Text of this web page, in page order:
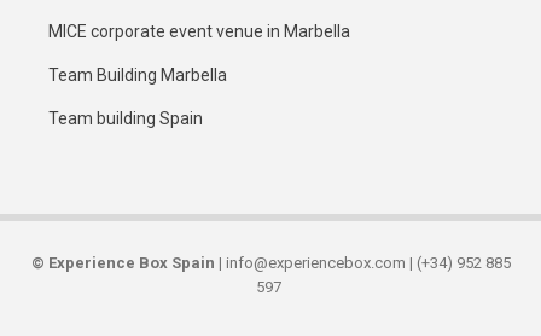
MICE corporate event venue in Marbella
Team Building Marbella
Team building Spain
© Experience Box Spain | info@experiencebox.com | (+34) 952 885
597